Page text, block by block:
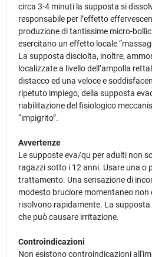
circa 3-4 minuti la supposta si
responsabile per l’effetto
produzione di tantissime micro-
esercitano un effetto locale
La supposta disciolta, inoltre,
localizzate a livello dell’ampolla
distacco ed una veloce e
ripetuto impiego, della supposta
riabilitazione del fisiologico
“impigrito”.
Avvertenze
Le supposte eva/qu per adulti non
ragazzi sotto i 12 anni. Usare una o
trattamento. Una sensazione di
modesto bruciore momentaneo non
risolvono rapidamente. La
che può causare irritazione.
Controindicazioni
Non esistono controindicazioni